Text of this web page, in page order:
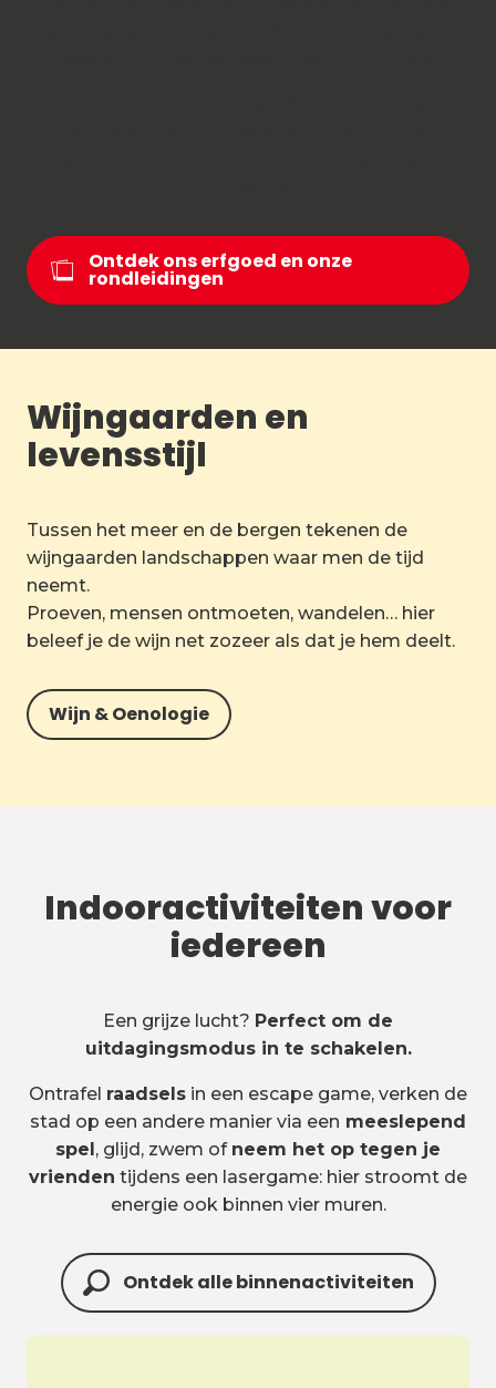
Ontdek ons erfgoed en onze
rondleidingen
Wijngaarden en
levensstijl
Tussen het meer en de bergen tekenen de
wijngaarden landschappen waar men de tijd
neemt.
Proeven, mensen ontmoeten, wandelen… hier
beleef je de wijn net zozeer als dat je hem deelt.
Wijn & Oenologie
Indooractiviteiten voor
iedereen
Een grijze lucht? Perfect om de
uitdagingsmodus in te schakelen.
Ontrafel raadsels in een escape game, verken de
stad op een andere manier via een meeslepend
spel, glijd, zwem of neem het op tegen je
vrienden tijdens een lasergame: hier stroomt de
energie ook binnen vier muren.
Ontdek alle binnenactiviteiten